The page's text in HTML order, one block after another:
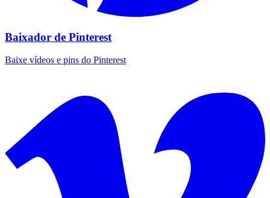
Baixador de Pinterest
Baixe vídeos e pins do Pinterest